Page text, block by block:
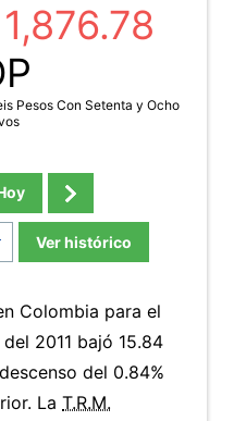
1,876.78
Pesos Con Setenta y Ocho
Ver histórico
Colombia para el
2011 bajó 15.84
del 0.84%
La T.R.M.